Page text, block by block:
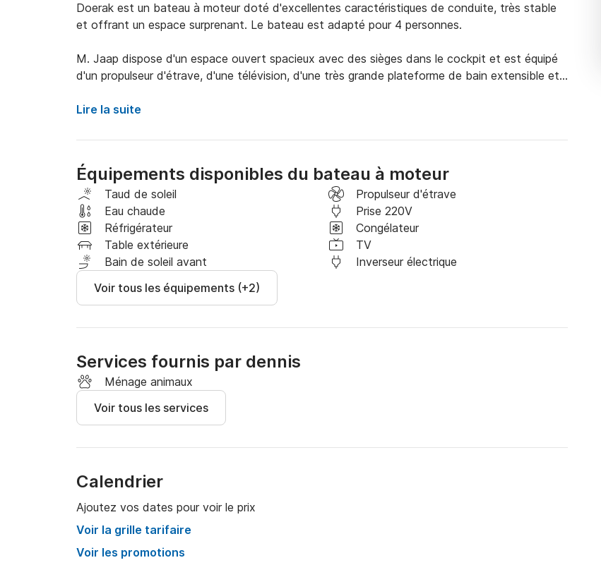
Doerak est un bateau à moteur doté d'excellentes caractéristiques de conduite, très stable
et offrant un espace surprenant. Le bateau est adapté pour 4 personnes.
M. Jaap dispose d'un espace ouvert spacieux avec des sièges dans le cockpit et est équipé
d'un propulseur d'étrave, d'une télévision, d'une très grande plateforme de bain extensible et
débutants.
bateaux en Frise en début et en fin de saison, afin que vous soyez toujours au chaud et à
l'aise pendant vos vacances en bateau.
Lire la suite
Équipements disponibles du bateau à moteur
Taud de soleil
Propulseur d'étrave
Eau chaude
Prise 220V
Réfrigérateur
Congélateur
Table extérieure
TV
Bain de soleil avant
Inverseur électrique
Voir tous les équipements (+2)
Services fournis par dennis
Ménage animaux
Voir tous les services
Calendrier
Ajoutez vos dates pour voir le prix
Voir la grille tarifaire
Voir les promotions